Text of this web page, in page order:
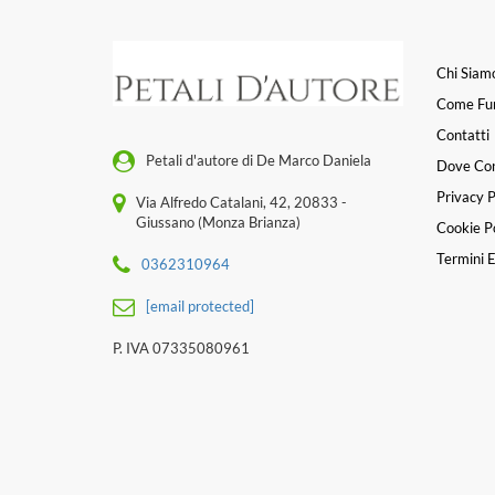
Petali d'autore di De Marco Daniela
Via Alfredo Catalani, 42, 20833 -
Giussano (Monza Brianza)
0362310964
[email protected]
P. IVA 07335080961
Chi
Come
Contatti
Dove
Privacy
Cookie
Termini